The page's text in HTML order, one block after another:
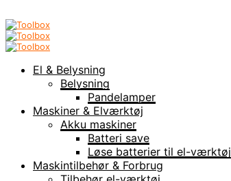
El & Belysning
Belysning
Pandelamper
Maskiner & Elværktøj
Akku maskiner
Batteri save
Løse batterier til el-værktøj
Maskintilbehør & Forbrug